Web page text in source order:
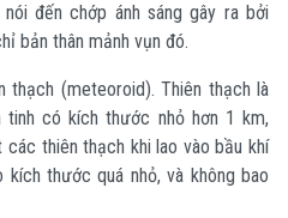
đến chớp ánh sáng gây ra bởi
bản thân mảnh vụn đó.
thạch (meteoroid). Thiên thạch là
tinh có kích thước nhỏ hơn 1 km,
thiên thạch khi lao vào bầu khí
thước quá nhỏ, và không bao